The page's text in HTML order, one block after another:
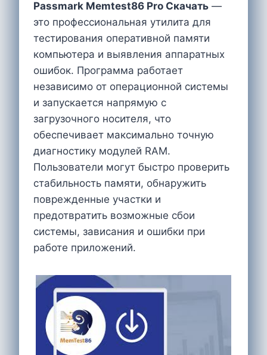
Passmark Memtest86 Pro Cкачать —
это профессиональная утилита для
тестирования оперативной памяти
компьютера и выявления аппаратных
ошибок. Программа работает
независимо от операционной системы
и запускается напрямую с
загрузочного носителя, что
обеспечивает максимально точную
диагностику модулей RAM.
Пользователи могут быстро проверить
стабильность памяти, обнаружить
поврежденные участки и
предотвратить возможные сбои
системы, зависания и ошибки при
работе приложений.